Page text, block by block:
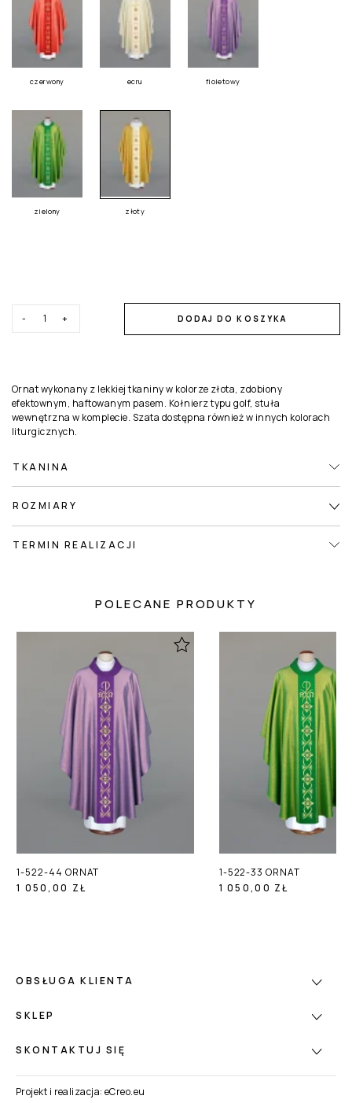
czerwony ecru fioletowy
zielony złoty
- + DODAJ DO KOSZYKA
Ornat wykonany z lekkiej tkaniny w kolorze złota, zdobiony
efektownym, haftowanym pasem. Kołnierz typu golf, stuła
wewnętrzna w komplecie. Szata dostępna również w innych kolorach
liturgicznych.
TKANINA
ROZMIARY
TERMIN REALIZACJI
POLECANE PRODUKTY
1-522-44 ORNAT
1 050,00 ZŁ
1-522-33 ORNAT
1 050,00 ZŁ
OBSŁUGA KLIENTA
SKLEP
SKONTAKTUJ SIĘ
Projekt i realizacja: eCreo.eu